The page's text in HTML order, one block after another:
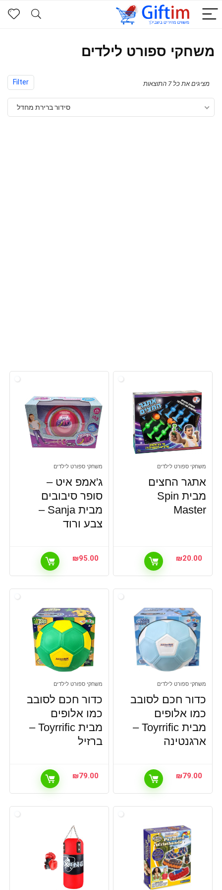
משחקי ספורט לילדים
Filter מציגים את כל ⁦7⁩ התוצאות
סידור ברירת מחדל
משחקי ספורט לילדים
אתגר החצים
מבית Spin
Master
₪20.00
משחקי ספורט לילדים
ג'אמפ איט –
סופר סיבובים
מבית Sanja –
צבע ורוד
₪95.00
משחקי ספורט לילדים
כדור חכם לסובב
כמו אלופים
מבית Toyrrific –
ארגנטינה
₪79.00
משחקי ספורט לילדים
כדור חכם לסובב
כמו אלופים
מבית Toyrrific –
ברזיל
₪79.00